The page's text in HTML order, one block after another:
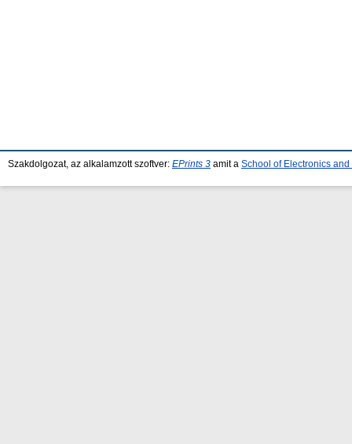
Szakdolgozat, az alkalamzott szoftver: EPrints 3 amit a School of Electronics